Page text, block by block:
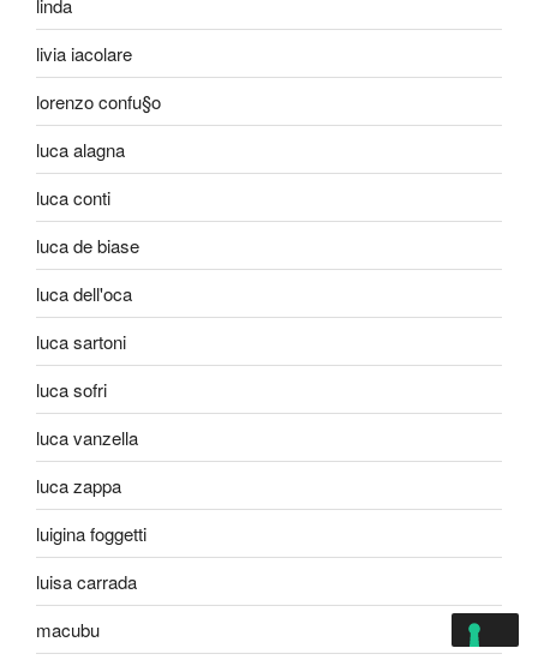
linda
livia iacolare
lorenzo confu§o
luca alagna
luca conti
luca de biase
luca dell'oca
luca sartoni
luca sofri
luca vanzella
luca zappa
luigina foggetti
luisa carrada
macubu